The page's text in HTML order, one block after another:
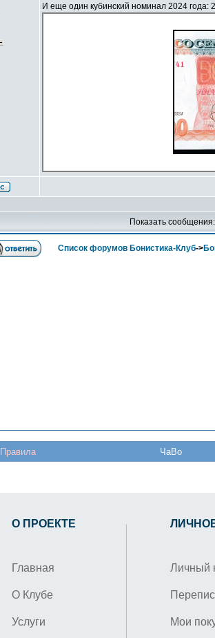
И еще один кубинский номинал 2024 года:
Показать
Список форумов Бонистика-Клуб->
Правила ЧаВо
О ПРОЕКТЕ
Главная
О Клубе
Услуги
Личный
Мои